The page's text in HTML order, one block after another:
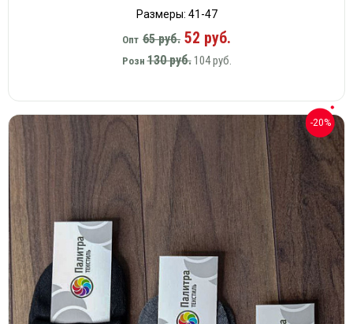
Размеры: 41-47
Опт 65 руб. 52 руб.
Розн 130 руб.104 руб.
-20%